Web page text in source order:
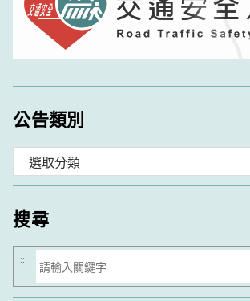
公告類別
類
搜尋
搜
尋
:::